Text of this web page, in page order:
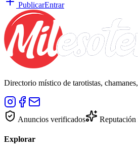
PublicarEntrar
Directorio místico de tarotistas,
Anuncios verificados Reputación
Explorar